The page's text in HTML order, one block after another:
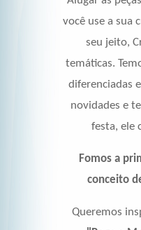
você use a sua
seu jeito,
temáticas.
diferenciadas
novidades e
festa, ele
Fomos a
conceito
Queremos